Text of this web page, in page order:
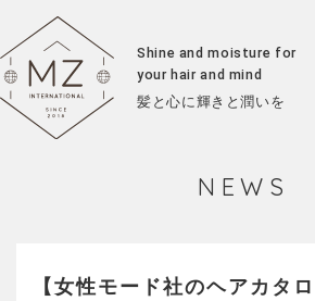
Shine and moisture for
your hair and mind
髪と心に輝きと潤いを
NEWS
【女性モード社のヘアカタ